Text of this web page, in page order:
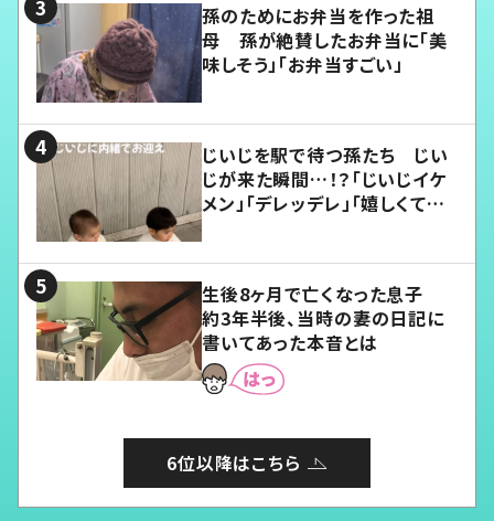
孫のためにお弁当を作った祖
母 孫が絶賛したお弁当に「美
味しそう」「お弁当すごい」
じいじを駅で待つ孫たち じい
じが来た瞬間…！？「じいじイケ
メン」「デレッデレ」「嬉しくて可
生後8ヶ月で亡くなった息子
約3年半後、当時の妻の日記に
書いてあった本音とは
6位以降はこちら